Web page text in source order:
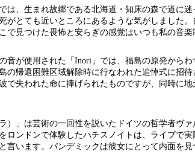
は、生まれ故郷である北海道・知床の森で道に
がとても近いところにあるような気がしました
で見つけた畏怖と安らぎの感覚はいつも私の音楽
音が使用された「Inori」では、福島の原発から
の帰還困難区域解除時に行なわれた追悼式に招
で失われた命に捧げられたものですが、同時に
）」は芸術の一回性を説いたドイツの哲学者ヴ
ロンドンで体験したハチスノイトは、ライブで
言います。パンデミックは彼女にとって内面を